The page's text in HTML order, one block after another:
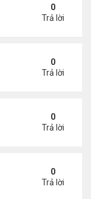
chia tay của
0
Trả lời
tứ trên biển Hy
0
Trả lời
ở Địa Trung Hải
0
Trả lời
tính ở tuổi 53
0
Trả lời